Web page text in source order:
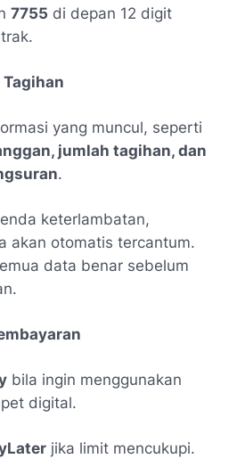
7755 di depan 12 digit
yang muncul, seperti
jumlah tagihan, dan
.
keterlambatan,
akan otomatis tercantum.
data benar sebelum
bila ingin menggunakan
digital.
jika limit mencukupi.